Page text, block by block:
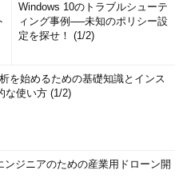
Windows 10のトラブルシューテ
ィング事例──未知のポリシー設
定を探せ！ (1/2)
を始めるための基礎知識とインス
な使い方 (1/2)
ンジニアのための産業用ドローン開